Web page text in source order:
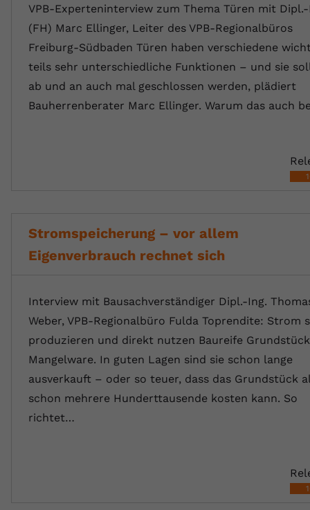
VPB-Experteninterview zum Thema Türen mit
(FH) Marc Ellinger, Leiter des VPB-Regionalbüros
Freiburg-Südbaden Türen haben verschiedene
teils sehr unterschiedliche Funktionen – und sie
ab und an auch mal geschlossen werden, plädiert
Bauherrenberater Marc Ellinger. Warum das auch
Stromspeicherung – vor allem
Eigenverbrauch rechnet sich
Interview mit Bausachverständiger Dipl.-Ing.
Weber, VPB-Regionalbüro Fulda Toprendite: Strom
produzieren und direkt nutzen Baureife
Mangelware. In guten Lagen sind sie schon lange
ausverkauft – oder so teuer, dass das Grundstück
schon mehrere Hunderttausende kosten kann. So
richtet…